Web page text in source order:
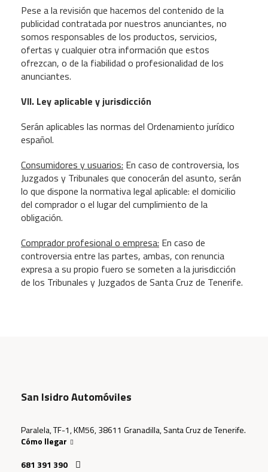
Pese a la revisión que hacemos del contenido de la
publicidad contratada por nuestros anunciantes, no
somos responsables de los productos, servicios,
ofertas y cualquier otra información que estos
ofrezcan, o de la fiabilidad o profesionalidad de los
anunciantes.
VII. Ley aplicable y jurisdicción
Serán aplicables las normas del Ordenamiento jurídico
español.
Consumidores y usuarios: En caso de controversia, los
Juzgados y Tribunales que conocerán del asunto, serán
lo que dispone la normativa legal aplicable: el domicilio
del comprador o el lugar del cumplimiento de la
obligación.
Comprador profesional o empresa: En caso de
controversia entre las partes, ambas, con renuncia
expresa a su propio fuero se someten a la jurisdicción
de los Tribunales y Juzgados de Santa Cruz de Tenerife.
San Isidro Automóviles
Paralela, TF-1, KM56, 38611 Granadilla, Santa Cruz de Tenerife.
Cómo llegar
681 391 390